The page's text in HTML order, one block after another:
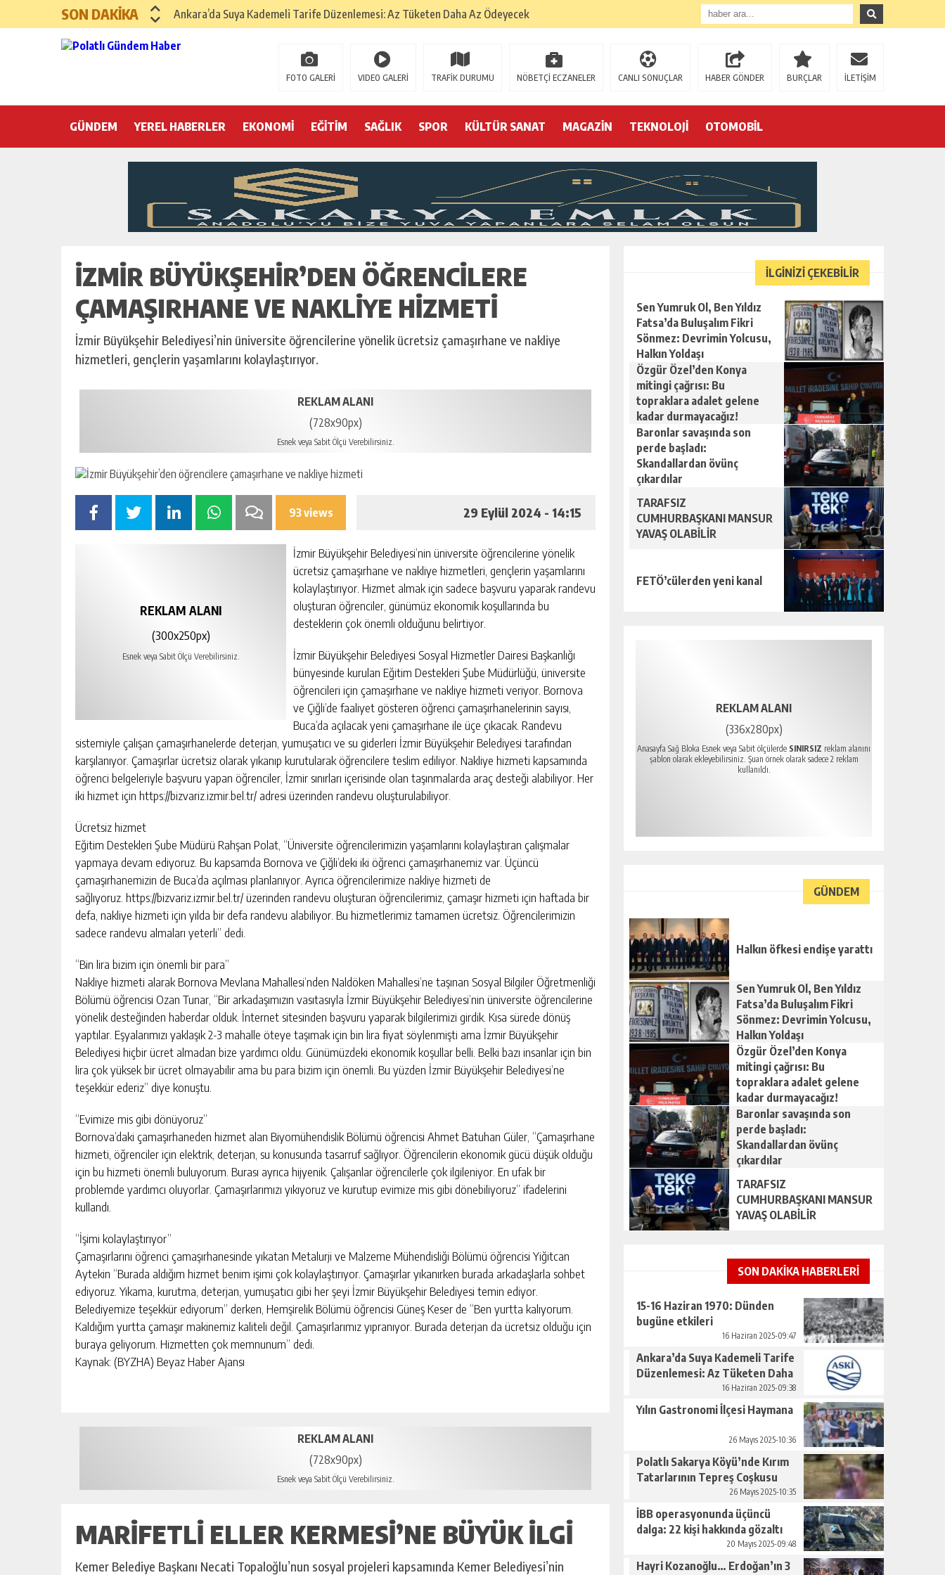
SON DAKİKA
Ankara’da Suya Kademeli Tarife Düzenlemesi: Az Tüketen Daha Az Ödeyecek
Yılın Gastronomi İlçesi Haymana
Polatlı Sakarya Köyü’nde Kırım Tatarlarının Tepreş Coşkusu
Hayri Kozanoğlu… Erdoğan’ın 3 devri
Saray makyaj tutmaz
Seçmeli demokrasi: Kimine şeker, kimine zehir
FOTO GALERİ VIDEO GALERİ TRAFİK DURUMU NÖBETÇİ ECZANELER CANLI SONUÇLAR HABER GÖNDER BURÇLAR İLETİŞİM
GÜNDEM YEREL HABERLER EKONOMİ EĞİTİM SAĞLIK SPOR KÜLTÜR SANAT MAGAZİN TEKNOLOJİ OTOMOBİL
İZMIR BÜYÜKŞEHIR’DEN ÖĞRENCILERE
ÇAMAŞIRHANE VE NAKLIYE HIZMETI
İzmir Büyükşehir Belediyesi’nin üniversite öğrencilerine yönelik ücretsiz çamaşırhane ve nakliye
hizmetleri, gençlerin yaşamlarını kolaylaştırıyor.
REKLAM ALANI
(728x90px)
Esnek veya Sabit Ölçü Verebilirsiniz.
93 views 29 Eylül 2024 - 14:15
REKLAM ALANI
(300x250px)
Esnek veya Sabit Ölçü Verebilirsiniz.
İzmir Büyükşehir Belediyesi’nin üniversite öğrencilerine yönelik
ücretsiz çamaşırhane ve nakliye hizmetleri, gençlerin yaşamlarını
kolaylaştırıyor. Hizmet almak için sadece başvuru yaparak randevu
oluşturan öğrenciler, günümüz ekonomik koşullarında bu
desteklerin çok önemli olduğunu belirtiyor.
İzmir Büyükşehir Belediyesi Sosyal Hizmetler Dairesi Başkanlığı
bünyesinde kurulan Eğitim Destekleri Şube Müdürlüğü, üniversite
öğrencileri için çamaşırhane ve nakliye hizmeti veriyor. Bornova
ve Çiğli’de faaliyet gösteren öğrenci çamaşırhanelerinin sayısı,
Buca’da açılacak yeni çamaşırhane ile üçe çıkacak. Randevu
sistemiyle çalışan çamaşırhanelerde deterjan, yumuşatıcı ve su giderleri İzmir Büyükşehir Belediyesi tarafından
karşılanıyor. Çamaşırlar ücretsiz olarak yıkanıp kurutularak öğrencilere teslim ediliyor. Nakliye hizmeti kapsamında
öğrenci belgeleriyle başvuru yapan öğrenciler, İzmir sınırları içerisinde olan taşınmalarda araç desteği alabiliyor. Her
iki hizmet için https://bizvariz.izmir.bel.tr/ adresi üzerinden randevu oluşturulabiliyor.
Ücretsiz hizmet
Eğitim Destekleri Şube Müdürü Rahşan Polat, “Üniversite öğrencilerimizin yaşamlarını kolaylaştıran çalışmalar
yapmaya devam ediyoruz. Bu kapsamda Bornova ve Çiğli’deki iki öğrenci çamaşırhanemiz var. Üçüncü
çamaşırhanemizin de Buca’da açılması planlanıyor. Ayrıca öğrencilerimize nakliye hizmeti de
sağlıyoruz. https://bizvariz.izmir.bel.tr/ üzerinden randevu oluşturan öğrencilerimiz, çamaşır hizmeti için haftada bir
defa, nakliye hizmeti için yılda bir defa randevu alabiliyor. Bu hizmetlerimiz tamamen ücretsiz. Öğrencilerimizin
sadece randevu almaları yeterli” dedi.
“Bin lira bizim için önemli bir para”
Nakliye hizmeti alarak Bornova Mevlana Mahallesi’nden Naldöken Mahallesi’ne taşınan Sosyal Bilgiler Öğretmenliği
Bölümü öğrencisi Ozan Tunar, “Bir arkadaşımızın vasıtasıyla İzmir Büyükşehir Belediyesi’nin üniversite öğrencilerine
yönelik desteğinden haberdar olduk. İnternet sitesinden başvuru yaparak bilgilerimizi girdik. Kısa sürede dönüş
yaptılar. Eşyalarımızı yaklaşık 2-3 mahalle öteye taşımak için bin lira fiyat söylenmişti ama İzmir Büyükşehir
Belediyesi hiçbir ücret almadan bize yardımcı oldu. Günümüzdeki ekonomik koşullar belli. Belki bazı insanlar için bin
lira çok yüksek bir ücret olmayabilir ama bu para bizim için önemli. Bu yüzden İzmir Büyükşehir Belediyesi’ne
teşekkür ederiz” diye konuştu.
“Evimize mis gibi dönüyoruz”
Bornova’daki çamaşırhaneden hizmet alan Biyomühendislik Bölümü öğrencisi Ahmet Batuhan Güler, “Çamaşırhane
hizmeti, öğrenciler için elektrik, deterjan, su konusunda tasarruf sağlıyor. Öğrencilerin ekonomik gücü düşük olduğu
için bu hizmeti önemli buluyorum. Burası ayrıca hijyenik. Çalışanlar öğrencilerle çok ilgileniyor. En ufak bir
problemde yardımcı oluyorlar. Çamaşırlarımızı yıkıyoruz ve kurutup evimize mis gibi dönebiliyoruz” ifadelerini
kullandı.
“İşimi kolaylaştırıyor”
Çamaşırlarını öğrenci çamaşırhanesinde yıkatan Metalurji ve Malzeme Mühendisliği Bölümü öğrencisi Yiğitcan
Aytekin “Burada aldığım hizmet benim işimi çok kolaylaştırıyor. Çamaşırlar yıkanırken burada arkadaşlarla sohbet
ediyoruz. Yıkama, kurutma, deterjan, yumuşatıcı gibi her şeyi İzmir Büyükşehir Belediyesi temin ediyor.
Belediyemize teşekkür ediyorum” derken, Hemşirelik Bölümü öğrencisi Güneş Keser de “Ben yurtta kalıyorum.
Kaldığım yurtta çamaşır makinemiz kaliteli değil. Çamaşırlarımız yıpranıyor. Burada deterjan da ücretsiz olduğu için
buraya geliyorum. Hizmetten çok memnunum” dedi.
Kaynak: (BYZHA) Beyaz Haber Ajansı
REKLAM ALANI
(728x90px)
Esnek veya Sabit Ölçü Verebilirsiniz.
MARIFETLI ELLER KERMESI’NE BÜYÜK ILGI
Kemer Belediye Başkanı Necati Topaloğlu’nun sosyal projeleri kapsamında Kemer Belediyesi’nin
İLGİNİZİ ÇEKEBİLİR
Sen Yumruk Ol, Ben Yıldız
Fatsa’da Buluşalım Fikri
Sönmez: Devrimin Yolcusu,
Halkın Yoldaşı
Özgür Özel’den Konya
mitingi çağrısı: Bu
topraklara adalet gelene
kadar durmayacağız!
Baronlar savaşında son
perde başladı:
Skandallardan övünç
çıkardılar
TARAFSIZ
CUMHURBAŞKANI MANSUR
YAVAŞ OLABİLİR
FETÖ’cülerden yeni kanal
REKLAM ALANI
(336x280px)
Anasayfa Sağ Bloka Esnek veya Sabit ölçülerde SINIRSIZ reklam alanını
şablon olarak ekleyebilirsiniz. Şuan örnek olarak sadece 2 reklam
kullanıldı.
GÜNDEM
Halkın öfkesi endişe yarattı
Sen Yumruk Ol, Ben Yıldız
Fatsa’da Buluşalım Fikri
Sönmez: Devrimin Yolcusu,
Halkın Yoldaşı
Özgür Özel’den Konya
mitingi çağrısı: Bu
topraklara adalet gelene
kadar durmayacağız!
Baronlar savaşında son
perde başladı:
Skandallardan övünç
çıkardılar
TARAFSIZ
CUMHURBAŞKANI MANSUR
YAVAŞ OLABİLİR
SON DAKİKA HABERLERİ
15-16 Haziran 1970: Dünden
bugüne etkileri
16 Haziran 2025-09:47
Ankara’da Suya Kademeli Tarife
Düzenlemesi: Az Tüketen Daha
16 Haziran 2025-09:38
Yılın Gastronomi İlçesi Haymana
26 Mayıs 2025-10:36
Polatlı Sakarya Köyü’nde Kırım
Tatarlarının Tepreş Coşkusu
26 Mayıs 2025-10:35
İBB operasyonunda üçüncü
dalga: 22 kişi hakkında gözaltı
20 Mayıs 2025-09:48
Hayri Kozanoğlu… Erdoğan’ın 3